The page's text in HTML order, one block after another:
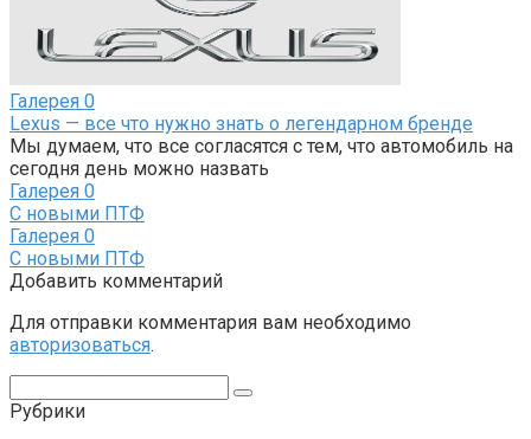
Галерея 0
Lexus — все что нужно знать о легендарном бренде
Мы думаем, что все согласятся с тем, что автомобиль на
сегодня день можно назвать
Галерея 0
С новыми ПТФ
Галерея 0
С новыми ПТФ
Добавить комментарий
Для отправки комментария вам необходимо
авторизоваться.
Рубрики